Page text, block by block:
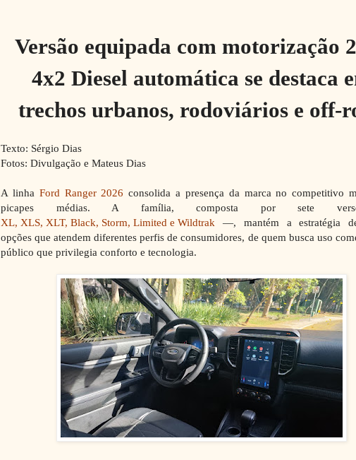
Versão equipada com motorização
4x2 Diesel automática se destaca
trechos urbanos, rodoviários e off-
Texto: Sérgio Dias
Fotos: Divulgação e Mateus Dias
A linha Ford Ranger 2026 consolida a presença da marca no competitivo
picapes médias. A família, composta por sete
XL, XLS, XLT, Black, Storm, Limited e Wildtrak —, mantém a estratégia
opções que atendem diferentes perfis de consumidores, de quem busca uso
público que privilegia conforto e tecnologia.